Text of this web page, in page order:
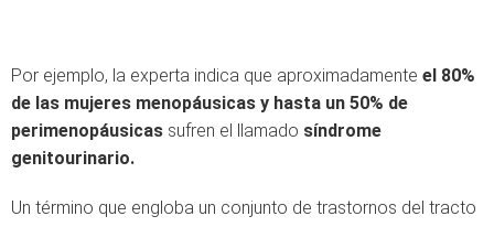
Por ejemplo, la experta indica que aproximadamente el 80%
de las mujeres menopáusicas y hasta un 50% de
perimenopáusicas sufren el llamado síndrome
genitourinario.
Un término que engloba un conjunto de trastornos del tracto